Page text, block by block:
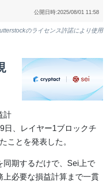
公開日時:2025/08/01 11:58
のライセンス許諾により使用
計
日、レイヤー1ブロックチ
ことを発表した。
同期するだけで、Sei上で
上必要な損益計算まで一貫